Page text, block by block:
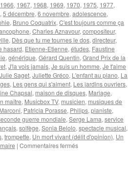
1966, 1967, 1968, 1969, 1970, 1975, 1977,
, 5 décembre, 6 novembre, adolescence,
, Bruno Coquatrix, C'est toujours comme ça
, Charles Aznavour, compositeur,
, Dès que tu me tournes le dos, directeur,
hasard, Etienne-Etienne, études, Faustine
, générique, Gérard Quentin, Grand Prix de la
, J'la vois jamais, Je suis un homme, Je t'aime
Julie Saget, Juliette Gréco, L'enfant au piano, La
, Les gens qui s'aiment, Les jardins ouvriers,
Chapsal, maison de disques, Mariage,
maître, Musicbox TV, musicien, musiques de
, Patricia Porasse, Philips, pianiste,
guerre mondiale, Serge Lama, service
, solfège, Sonia Belolo, spectacle musical,
, trompette, Un mort vivant (délit d'opinion), Un
| Commentaires ferméssur